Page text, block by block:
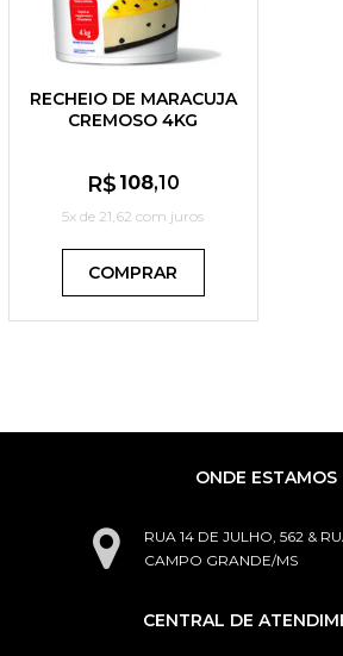
RECHEIO DE MARACUJA
CREMOSO 4KG
R$ 108,10
5x de 21,62 com juros
COMPRAR
ONDE ESTAMOS
RUA 14 DE JULHO, 562 &
CAMPO GRANDE/MS
CENTRAL DE